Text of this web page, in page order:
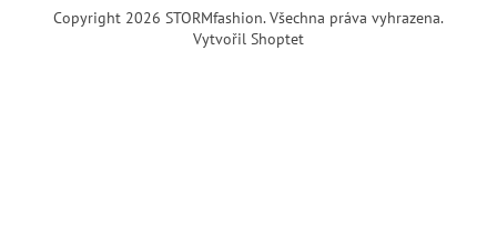
Vytvořil Shoptet
Copyright 2026 STORMfashion. Všechna práva vyhrazena.